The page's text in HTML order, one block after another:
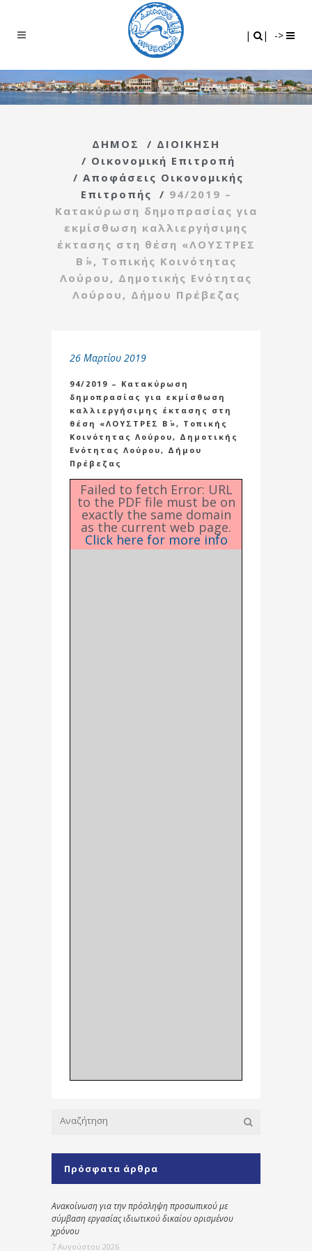
| | ->
ΔΗΜΟΣ / ΔΙΟΙΚΗΣΗ
/ Οικονομική Επιτροπή
/ Αποφάσεις Οικονομικής
Επιτροπής
/ 94/2019 –
Κατακύρωση δημοπρασίας για
εκμίσθωση καλλιεργήσιμης
έκτασης στη θέση «ΛΟΥΣΤΡΕΣ
Β΄», Τοπικής Κοινότητας
Λούρου, Δημοτικής Ενότητας
Λούρου, Δήμου Πρέβεζας
26 Μαρτίου 2019
94/2019 – Κατακύρωση
δημοπρασίας για εκμίσθωση
καλλιεργήσιμης έκτασης στη
θέση «ΛΟΥΣΤΡΕΣ Β΄», Τοπικής
Κοινότητας Λούρου, Δημοτικής
Ενότητας Λούρου, Δήμου
Πρέβεζας
Failed to fetch Error: URL
to the PDF file must be on
exactly the same domain
as the current web page.
Click here for more info
Πρόσφατα άρθρα
Ανακοίνωση για την πρόσληψη προσωπικού με
σύμβαση εργασίας ιδιωτικού δικαίου ορισμένου
χρόνου
7 Αυγούστου 2026